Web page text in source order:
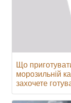
Що
морозильній
захочете